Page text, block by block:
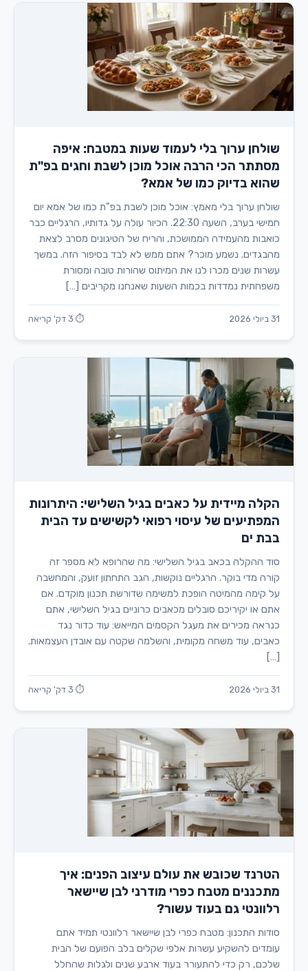
שולחן ערוך בלי לעמוד שעות במטבח: איפה
מסתתר הכי הרבה אוכל מוכן לשבת וחגים בפ"ת
שהוא בדיוק כמו של אמא?
שולחן ערוך בלי מאמץ: אוכל מוכן לשבת בפ"ת כמו של אמא יום
חמישי בערב, השעה 22:30. הכיור עולה על גדותיו, הרגליים כבר
כואבות מהעמידה הממושכת, והריח של הטיגונים מסרב לצאת
מהבגדים. נשמע מוכר? אתם ממש לא לבד בסיפור הזה. במשך
עשרות שנים מכרו לנו את המיתוס שהורות טובה ומסורת
משפחתית נמדדות בכמות השעות שאנחנו מקריבים […]
31 ביולי 2026 ⏱ 3 דק' קריאה
הקלה מיידית על כאבים בגיל השלישי: היתרונות
המפתיעים של עיסוי רפואי לקשישים עד הבית
בבת ים
סוד ההקלה בכאב בגיל השלישי: מה שהרופא לא מספר זה
קורה מדי בוקר. הרגליים נוקשות, הגב התחתון זועק, והמחשבה
על קימה מהמיטה הופכת למשימה שדורשת תכנון מוקדם. אם
אתם או יקיריכם סובלים מכאבים כרוניים בגיל השלישי, אתם
כנראה מכירים את מעגל הקסמים המייאש: עוד כדור נגד
כאבים, עוד משחה מקומית, והשלמה שקטה עם אובדן העצמאות.
[…]
31 ביולי 2026 ⏱ 3 דק' קריאה
הטרנד שכובש את עולם עיצוב הפנים: איך
מתכננים מטבח כפרי מודרני לבן שיישאר
רלוונטי גם בעוד עשור?
סודות התכנון: מטבח כפרי לבן שיישאר רלוונטי תמיד אתם
עומדים להשקיע עשרות אלפי שקלים בלב הפועם של הבית
שלכם, רק כדי להתעורר בעוד ארבע שנים ולגלות שהחלל